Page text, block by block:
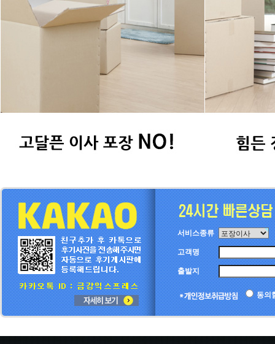
서비스종류
고객명
출발지
동의